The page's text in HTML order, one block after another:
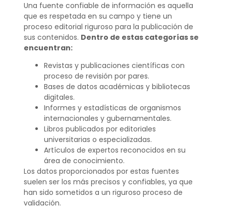
Una fuente confiable de información es aquella
que es respetada en su campo y tiene un
proceso editorial riguroso para la publicación de
sus contenidos. Dentro de estas categorías se
encuentran:
Revistas y publicaciones científicas con
proceso de revisión por pares.
Bases de datos académicas y bibliotecas
digitales.
Informes y estadísticas de organismos
internacionales y gubernamentales.
Libros publicados por editoriales
universitarias o especializadas.
Artículos de expertos reconocidos en su
área de conocimiento.
Los datos proporcionados por estas fuentes
suelen ser los más precisos y confiables, ya que
han sido sometidos a un riguroso proceso de
validación.